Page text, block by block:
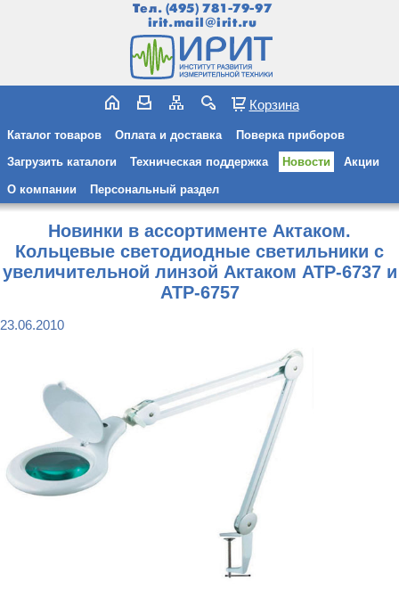
Тел. (495) 781-79-97
irit.mail@irit.ru
Корзина
Каталог товаров Оплата и доставка Поверка приборов
Загрузить каталоги Техническая поддержка Новости Акции
О компании Персональный раздел
Новинки в ассортименте Актаком.
Кольцевые светодиодные светильники с
увеличительной линзой Актаком АТР-6737 и
АТР-6757
23.06.2010